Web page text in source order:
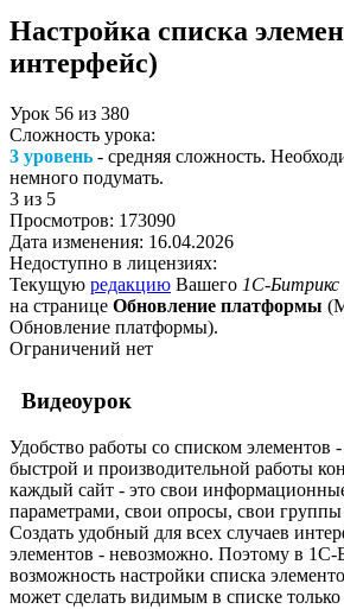
Настройка списка
интерфейс)
Урок 56 из 380
Сложность урока:
3 уровень - средняя сложность.
немного подумать.
3 из 5
Просмотров: 173090
Дата изменения: 16.04.2026
Недоступно в лицензиях:
Текущую редакцию Вашего 1С-Битрикс
на странице Обновление платформы (
Обновление платформы).
Ограничений нет
Видеоурок
Удобство работы со списком элементов
быстрой и производительной работы
каждый сайт - это свои
параметрами, свои опросы, свои группы
Создать удобный для всех случаев
элементов - невозможно. Поэтому в 1С-
возможность настройки списка
может сделать видимым в списке